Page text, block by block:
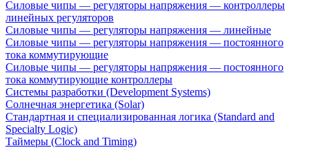
Силовые чипы — регуляторы напряжения — контроллеры
линейных регуляторов
Силовые чипы — регуляторы напряжения — линейные
Силовые чипы — регуляторы напряжения — постоянного
тока коммутирующие
Силовые чипы — регуляторы напряжения — постоянного
тока коммутирующие контроллеры
Системы разработки (Development Systems)
Солнечная энергетика (Solar)
Стандартная и специализированная логика (Standard and
Specialty Logic)
Таймеры (Clock and Timing)